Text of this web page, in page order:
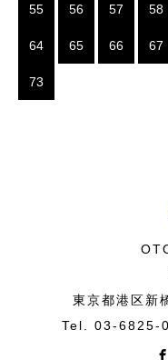
55 56 57 58
64 65 66 67
73
東京都港区新
Tel. 03-6825-